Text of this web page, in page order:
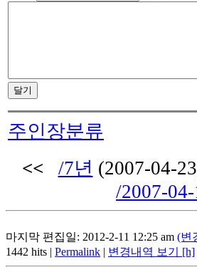
주인장분류
<<
/7년 (2007-04-
/2007-04-
마지막 편집일: 2012-2-11 12:25 am (변
1442 hits | Permalink | 변경내역 보기 [h]